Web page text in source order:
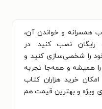
همسرانه و خواندن آن،
رایگان نصب کنید. در
را شخصی‌سازی کنید و
همیشه و همه‌جا تجربه
خرید هزاران کتاب
ویژه و بهترین قیمت هم